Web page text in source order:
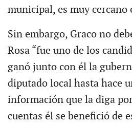
municipal, es muy cercano
Sin embargo, Graco no
Rosa “fue uno de los
ganó junto con él la
diputado local hasta hace
información que la diga
cuentas él se benefició de